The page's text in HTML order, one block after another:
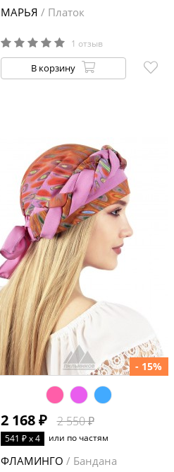
МАРЬЯ / Платок
1 отзыв
В корзину
2 168 ₽ 2 550 ₽
- 15%
541 ₽ x 4 или по частям
ФЛАМИНГО / Бандана